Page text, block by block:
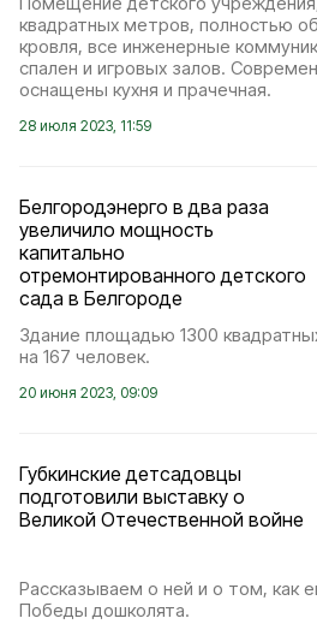
квадратных метров, полностью
кровля, все инженерные
спален и игровых залов.
оснащены кухня и прачечная.
28 июля 2023, 11:59
Белгородэнерго в два раза
увеличило мощность
капитально
отремонтированного детского
сада в Белгороде
Здание площадью 1300
на 167 человек.
20 июня 2023, 09:09
Губкинские детсадовцы
подготовили выставку о
Великой Отечественной войне
Рассказываем о ней и о том, как
Победы дошколята.